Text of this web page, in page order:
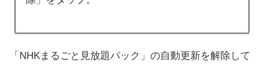
「NHKまるごと見放題パック」の自動更新を解除して